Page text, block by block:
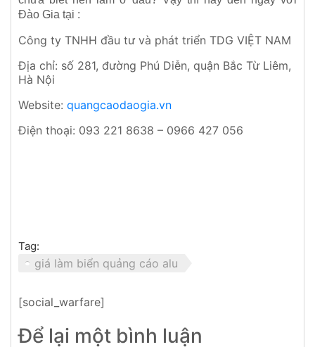
Đào Gia tại :
Công ty TNHH đầu tư và phát triển TDG VIỆT NAM
Địa chỉ: số 281, đường Phú Diễn, quận Bắc Từ Liêm,
Hà Nội
Website: quangcaodaogia.vn
Điện thoại: 093 221 8638 – 0966 427 056
Tag:
giá làm biển quảng cáo alu
[social_warfare]
Để lại một bình luận